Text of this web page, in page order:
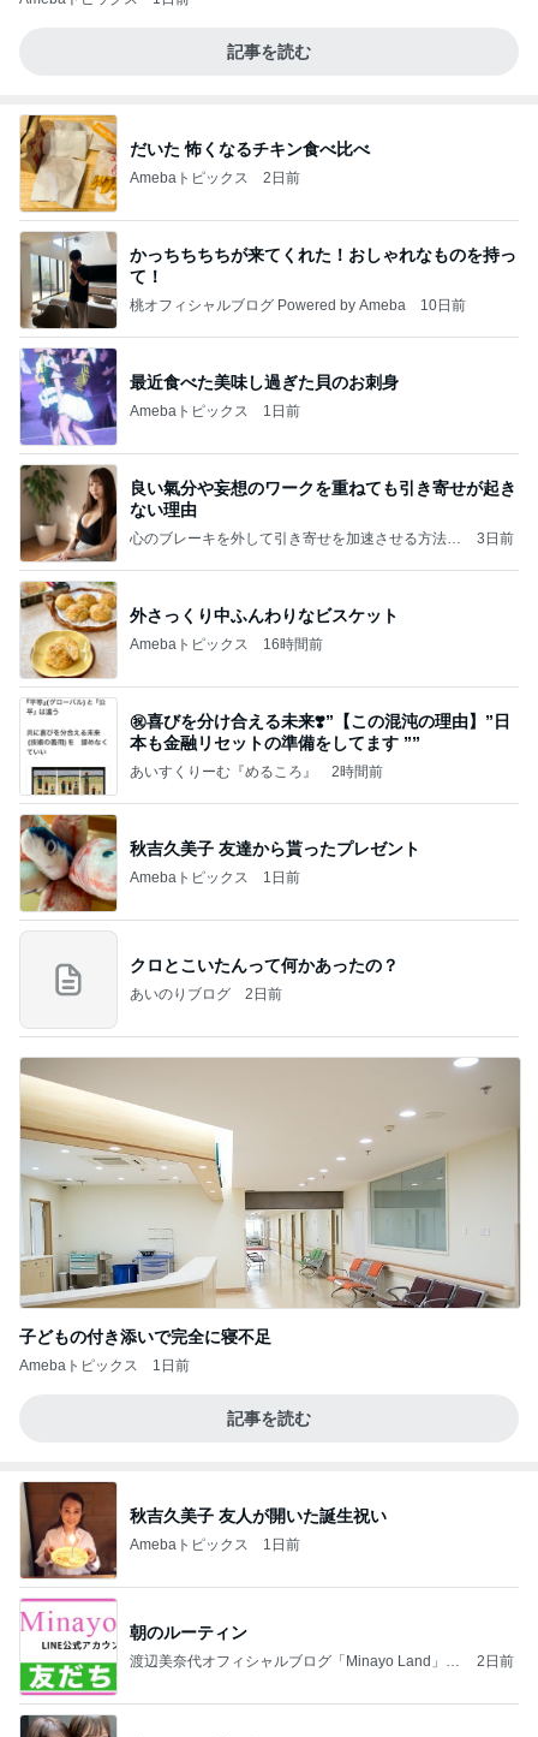
記事を読む
だいた 怖くなるチキン食べ比べ
Amebaトピックス 2日前
かっちちちちが来てくれた！おしゃれなものを持っ
て！
桃オフィシャルブログ Powered by Ameba 10日前
最近食べた美味し過ぎた貝のお刺身
Amebaトピックス 1日前
良い氣分や妄想のワークを重ねても引き寄せが起き
ない理由
心のブレーキを外して引き寄せを加速させる方法：
3日前
外さっくり中ふんわりなビスケット
Amebaトピックス 16時間前
㊗️喜びを分け合える未来❣️”【この混沌の理由】”⽇
本も⾦融リセットの準備をしてます ””
あいすくりーむ『めるころ』 2時間前
秋吉久美子 友達から貰ったプレゼント
Amebaトピックス 1日前
クロとこいたんって何かあったの？
あいのりブログ 2日前
子どもの付き添いで完全に寝不足
Amebaトピックス 1日前
記事を読む
秋吉久美子 友人が開いた誕生祝い
Amebaトピックス 1日前
朝のルーティン
渡辺美奈代オフィシャルブログ「Minayo Land」P
2日前